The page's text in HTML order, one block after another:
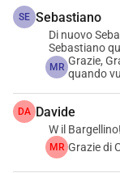
kreatív módokat
Úgy gondoljuk,
szüksége van az
állnak az
kapcsolatba
érzést, hogy
ahol a kultúra, a
kerülhet. A
SE Sebastiano
Di nuovo
Sebastiano
MR Grazie,
quando
DA Davide
W il Bargellino!
MR Grazie di